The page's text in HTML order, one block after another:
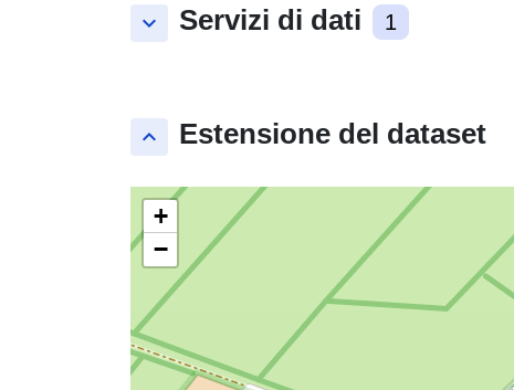
keyboard_arrow_down Servizi di dati 1
keyboard_arrow_up Estensione del dataset
+
−